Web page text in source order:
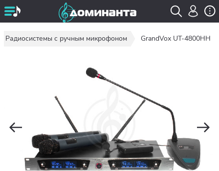
Радиосистемы с ручным микрофоном GrandVox UT-4800HH